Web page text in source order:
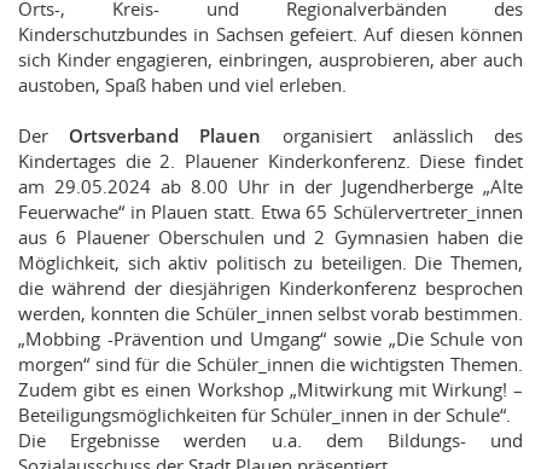
Orts-, Kreis- und Regionalverbänden des
Kinderschutzbundes in Sachsen gefeiert. Auf diesen können
sich Kinder engagieren, einbringen, ausprobieren, aber auch
austoben, Spaß haben und viel erleben.
Der Ortsverband Plauen organisiert anlässlich des
Kindertages die 2. Plauener Kinderkonferenz. Diese findet
am 29.05.2024 ab 8.00 Uhr in der Jugendherberge „Alte
Feuerwache“ in Plauen statt. Etwa 65 Schülervertreter_innen
aus 6 Plauener Oberschulen und 2 Gymnasien haben die
Möglichkeit, sich aktiv politisch zu beteiligen. Die Themen,
die während der diesjährigen Kinderkonferenz besprochen
werden, konnten die Schüler_innen selbst vorab bestimmen.
„Mobbing -Prävention und Umgang“ sowie „Die Schule von
morgen“ sind für die Schüler_innen die wichtigsten Themen.
Zudem gibt es einen Workshop „Mitwirkung mit Wirkung! –
Beteiligungsmöglichkeiten für Schüler_innen in der Schule“.
Die Ergebnisse werden u.a. dem Bildungs- und